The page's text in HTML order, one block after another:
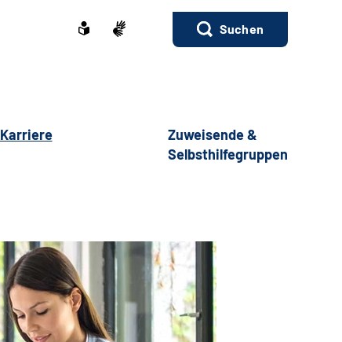
Suchen
Karriere
Zuweisende &
Selbsthilfegruppen